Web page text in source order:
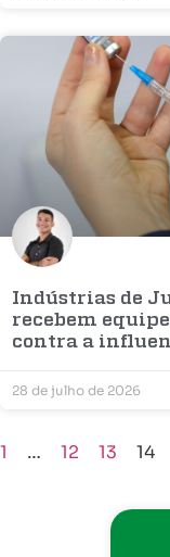
Indústrias de
recebem
contra a
28 de julho de 2026
1 … 12 13 14